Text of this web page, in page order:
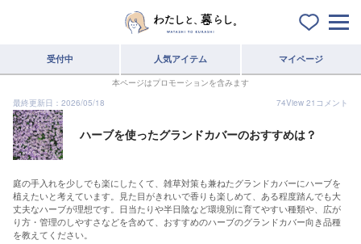
受付中 人気アイテム マイページ
本ページはプロモーションを含みます
最終更新日：2026/05/18
74View 21 コメント
ハーブを使ったグランドカバーのおすすめは？
庭の手入れを少しでも楽にしたくて、雑草対策も兼ねたグランドカバーにハーブを
植えたいと考えています。見た目がきれいで香りも楽しめて、ある程度踏んでも大
丈夫なハーブが理想です。日当たりや半日陰など環境別に育てやすい種類や、広が
り方・管理のしやすさなどを含めて、おすすめのハーブのグランドカバー向き品種
を教えてください。